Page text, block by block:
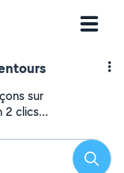
sur
2 clics...